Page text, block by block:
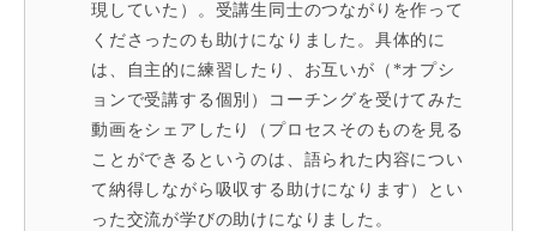
現していた）。受講生同士のつながりを作って
くださったのも助けになりました。具体的に
は、自主的に練習したり、お互いが（*オプシ
ョンで受講する個別）コーチングを受けてみた
動画をシェアしたり（プロセスそのものを見る
ことができるというのは、語られた内容につい
て納得しながら吸収する助けになります）とい
った交流が学びの助けになりました。